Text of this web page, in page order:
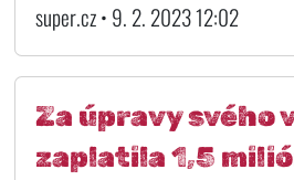
super.cz • 9. 2. 2023 12:02
Za úpravy svého
zaplatila 1,5